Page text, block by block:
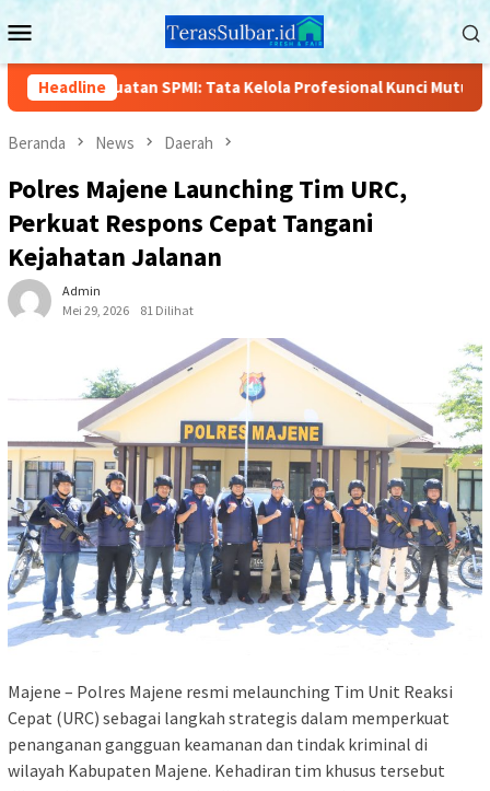
ke
Mobile
Headline
SPMI: Tata Kelola Profesional Kunci Mutu Pendidikan
Beranda News Daerah
Polres Majene Launching Tim URC,
Perkuat Respons Cepat Tangani
Kejahatan Jalanan
Admin
Mei 29, 2026
81 Dilihat
Majene – Polres Majene resmi melaunching Tim Unit Reaksi
Cepat (URC) sebagai langkah strategis dalam memperkuat
penanganan gangguan keamanan dan tindak kriminal di
wilayah Kabupaten Majene. Kehadiran tim khusus tersebut